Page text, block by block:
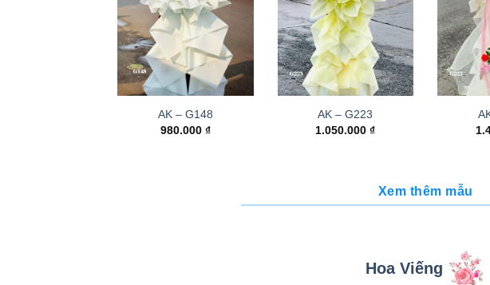
AK – G148
980.000 ₫
AK – G223
1.050.000₫
Xem thêm mẫu
Hoa Viếng